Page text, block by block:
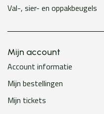
Val-, sier- en oppakbeugels
Mijn account
Account informatie
Mijn bestellingen
Mijn tickets